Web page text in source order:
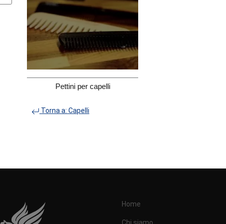
Pettini per capelli
Torna a: Capelli
Home